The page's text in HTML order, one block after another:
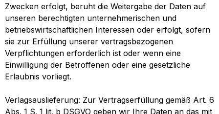
Zwecken erfolgt, beruht die Weitergabe der Daten auf
unseren berechtigten unternehmerischen und
betriebswirtschaftlichen Interessen oder erfolgt, sofern
sie zur Erfüllung unserer vertragsbezogenen
Verpflichtungen erforderlich ist oder wenn eine
Einwilligung der Betroffenen oder eine gesetzliche
Erlaubnis vorliegt.
Verlagsauslieferung: Zur Vertragserfüllung gemäß Art. 6
Abs. 1 S. 1 lit. b DSGVO geben wir Ihre Daten an das mit